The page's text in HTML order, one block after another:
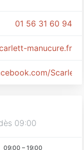
01 56 31 60 94
manucure.fr
09:00
09:00 –19:00